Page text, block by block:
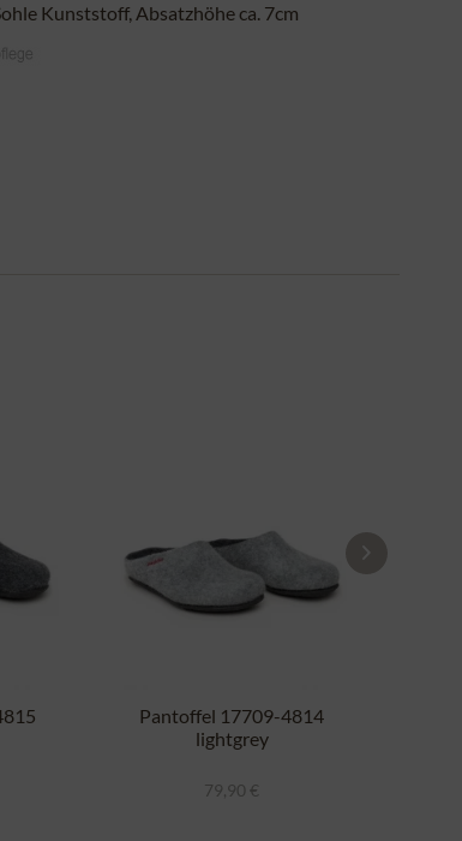
Kunststoff, Absatzhöhe ca. 7cm
Pantoffel 17709-4814
lightgrey
79,90 €